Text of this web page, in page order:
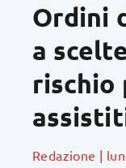
Ordini
a
rischio
Redazione |